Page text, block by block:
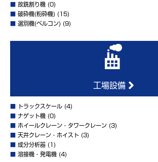
故銑割り機 (0)
破砕機(粉砕機) (15)
選別機(ベルコン) (9)
工場設備
トラックスケール (4)
ナゲット機 (0)
ホイールクレーン・タワークレーン (3)
天井クレーン・ホイスト (3)
成分分析器 (1)
溶接機・発電機 (4)